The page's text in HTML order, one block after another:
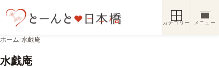
カテゴリー メニュー
ホーム/水戯庵
水戯庵